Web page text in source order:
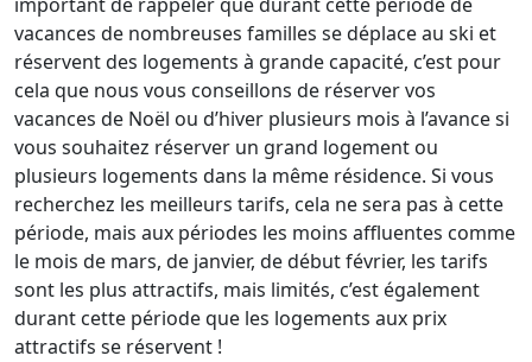
vacances de nombreuses familles se déplace au ski et
réservent des logements à grande capacité, c’est pour
cela que nous vous conseillons de réserver vos
vacances de Noël ou d’hiver plusieurs mois à l’avance si
vous souhaitez réserver un grand logement ou
plusieurs logements dans la même résidence. Si vous
recherchez les meilleurs tarifs, cela ne sera pas à cette
période, mais aux périodes les moins affluentes comme
le mois de mars, de janvier, de début février, les tarifs
sont les plus attractifs, mais limités, c’est également
durant cette période que les logements aux prix
attractifs se réservent !